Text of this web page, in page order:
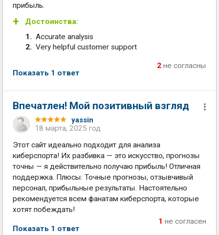
прибыль.
Достоинства:
Accurate analysis
Very helpful customer support
2 не согласны
Показать 1 ответ
Впечатлен! Мой позитивный взгляд
yassin
18 марта, 2025 год
Этот сайт идеально подходит для анализа
киберспорта! Их разбивка — это искусство, прогнозы
точны — я действительно получаю прибыль! Отличная
поддержка. Плюсы: Точные прогнозы, отзывчивый
персонал, прибыльные результаты. Настоятельно
рекомендуется всем фанатам киберспорта, которые
хотят побеждать!
1 не согласен
Показать 1 ответ